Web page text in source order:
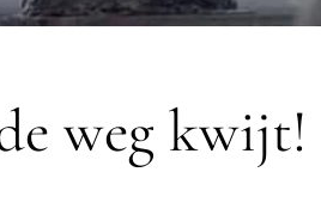
weg kwijt!